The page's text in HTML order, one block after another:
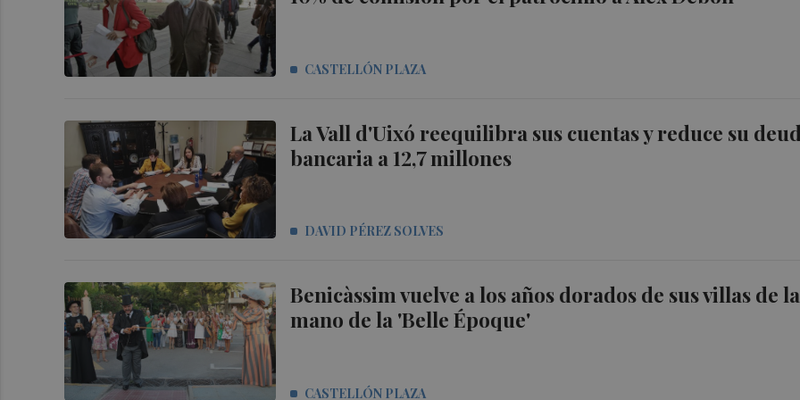
CASTELLÓN PLAZA
La Vall d'Uixó reequilibra sus cuentas y reduce su
bancaria a 12,7 millones
DAVID PÉREZ SOLVES
Benicàssim vuelve a los años dorados de sus villas de la
mano de la 'Belle Époque'
CASTELLÓN PLAZA